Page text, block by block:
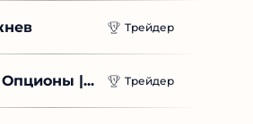
Трейдер
|... Трейдер